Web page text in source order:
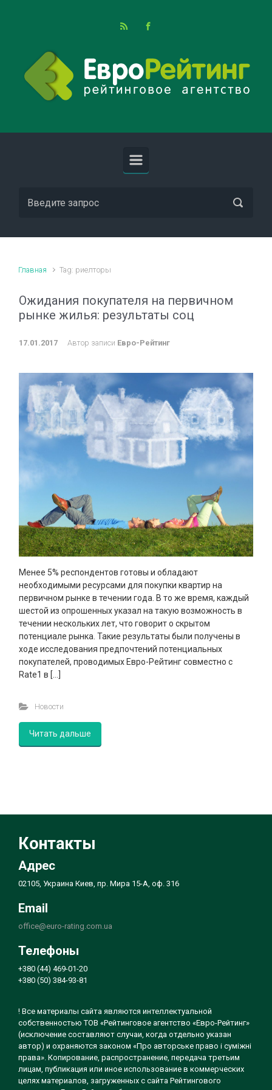
Главная Tag: риелторы
Ожидания покупателя на первичном
рынке жилья: результаты соц
17.01.2017 Автор записи Евро-Рейтинг
Менее 5% респондентов готовы и обладают
необходимыми ресурсами для покупки квартир на
первичном рынке в течении года. В то же время, каждый
шестой из опрошенных указал на такую возможность в
течении нескольких лет, что говорит о скрытом
потенциале рынка. Такие результаты были получены в
ходе исследования предпочтений потенциальных
покупателей, проводимых Евро-Рейтинг совместно с
Rate1 в […]
Новости
Читать дальше
Контакты
Адрес
02105, Украина Киев, пр. Мира 15-А, оф. 316
Email
office@euro-rating.com.ua
Телефоны
+380 (44) 469-01-20
+380 (50) 384-93-81
! Все материалы сайта являются интеллектуальной
собственностью ТОВ «Рейтинговое агентство «Евро-Рейтинг»
(исключение составляют случаи, когда отдельно указан
автор) и охраняются законом «Про авторське право і суміжні
права». Копирование, распространение, передача третьим
лицам, публикация или иное использование в коммерческих
целях материалов, загруженных с сайта Рейтингового